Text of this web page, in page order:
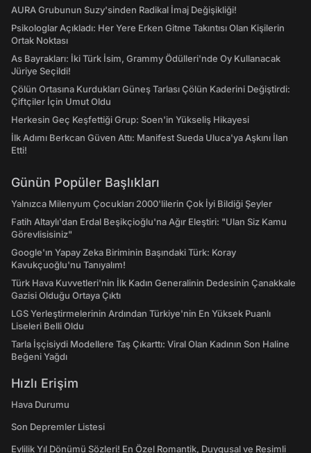
AURA Grubunun Suzy'sinden Radikal İmaj Değişikliği!
Psikologlar Açıkladı: Her Yere Erken Gitme Takıntısı Olan Kişilerin
Ortak Noktası
As Bayrakları: İki Türk İsim, Grammy Ödülleri'nde Oy Kullanacak
Jüriye Seçildi!
Çölün Ortasına Kurdukları Güneş Tarlası Çölün Kaderini Değiştirdi:
Çiftçiler İçin Umut Oldu
Herkesin Geç Keşfettiği Grup: Soen'in Yükseliş Hikayesi
İlk Adımı Berkcan Güven Attı: Manifest Sueda Uluca'ya Aşkını İlan
Etti!
Günün Popüler Başlıkları
Yalnızca Milenyum Çocukları 2000'lilerin Çok İyi Bildiği Şeyler
Fatih Altaylı'dan Erdal Beşikçioğlu'na Ağır Eleştiri: "Ulan Siz Kamu
Görevlisisiniz"
Google'ın Yapay Zeka Biriminin Başındaki Türk: Koray
Kavukçuoğlu'nu Tanıyalım!
Türk Hava Kuvvetleri'nin İlk Kadın Generalinin Dedesinin Çanakkale
Gazisi Olduğu Ortaya Çıktı
LGS Yerleştirmelerinin Ardından Türkiye'nin En Yüksek Puanlı
Liseleri Belli Oldu
Tarla İşçisiydi Modellere Taş Çıkarttı: Viral Olan Kadının Son Haline
Beğeni Yağdı
Hızlı Erişim
Hava Durumu
Son Depremler Listesi
Evlilik Yıl Dönümü Sözleri! En Özel Romantik, Duygusal ve Resimli